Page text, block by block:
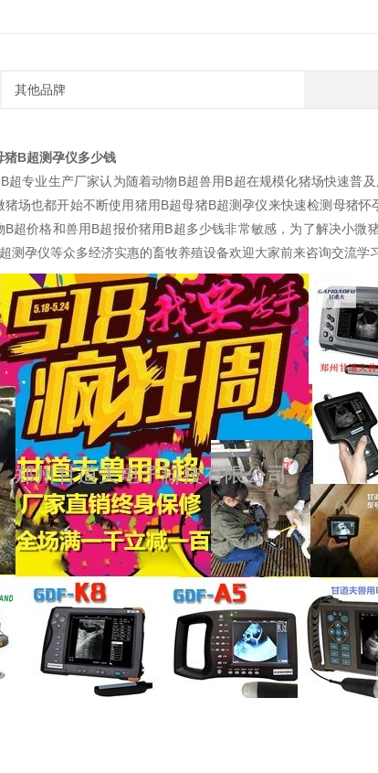
其他品牌
B超测孕仪多少钱
超专业生产厂家认为随着动物B超兽用B超在规模化猪场快速普
猪场也都开始不断使用猪用B超母猪B超测孕仪来快速检测母猪
B超价格和兽用B超报价猪用B超多少钱非常敏感，为了解决小
测孕仪等众多经济实惠的畜牧养殖设备欢迎大家前来咨询交流学